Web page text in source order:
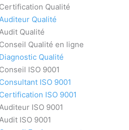
Certification Qualité
Qualité
Qualité
Conseil Qualité en ligne
Diagnostic Qualité
Conseil ISO 9001
Consultant ISO 9001
Certification ISO 9001
ISO 9001
ISO 9001